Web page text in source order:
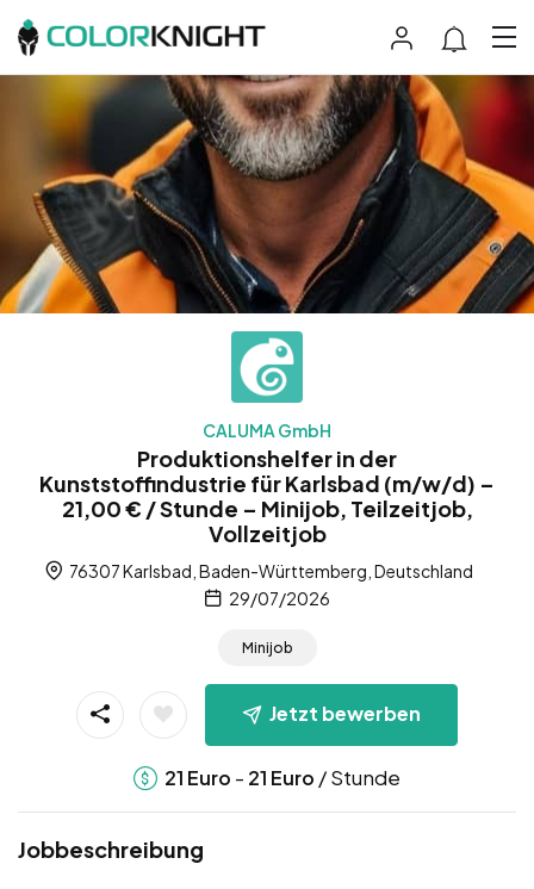
CALUMA GmbH
Produktionshelfer in der
Kunststoffindustrie für Karlsbad (m/w/d) –
21,00 € / Stunde – Minijob, Teilzeitjob,
Vollzeitjob
76307 Karlsbad, Baden-Württemberg, Deutschland
29/07/2026
Minijob
Jetzt bewerben
21 Euro - 21 Euro / Stunde
Jobbeschreibung